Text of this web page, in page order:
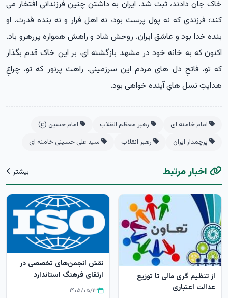
خاک جان دادند، ثبت شد. ایران به داشتن چنین فرزندانی افتخار می
کند؛ فرزندی که نه پول پرست بود، نه اهل فرار و نه بنده قدرت. او
بنده خدا بود و عاشق ایران. روحش شاد و راهش همواره پررهرو باد.
اکنون که به خانه خود در مشهد بازگشته ای، بر این خاک قدم بگذار
که تو، فاتحِ دل های مردم این سرزمینی. راهت پرنور که تو، چراغِ
هدایتِ نسل هایِ آینده خواهی بود.
امام خامنه ای رهبر معظم انقلاب
امام حسین (ع)
پرچمدار ایران
رهبر انقلاب سید علی حسینی خامنه ای
اخبار مرتبط بیشتر
از تنظیم گری مالی تا توزیع
عدالت اعتباری
نقش انجمن‌های تخصصی در
ارتقای فرهنگ استاندارد
۱۴۰۵/۰۵/۱۳